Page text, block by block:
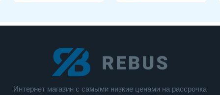
Интернет магазин c cамыми низкие ценами на рассрочка